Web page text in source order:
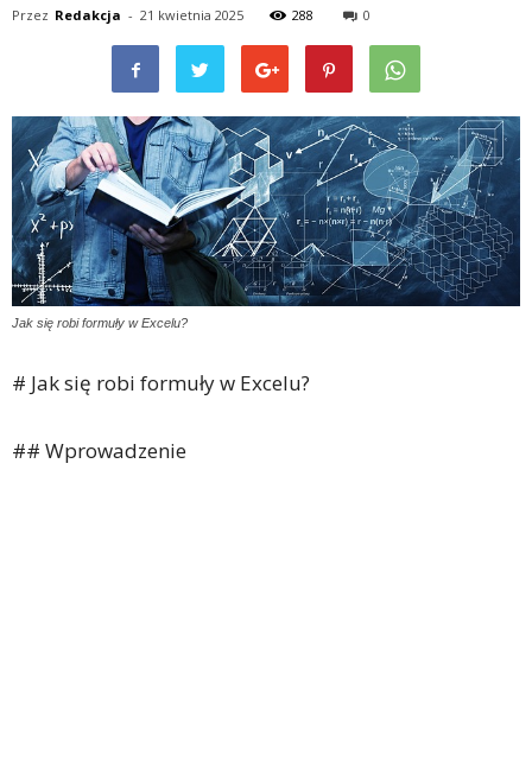
Przez Redakcja - 21 kwietnia 2025 288 0
Jak się robi formuły w Excelu?
# Jak się robi formuły w Excelu?
## Wprowadzenie